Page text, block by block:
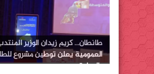
طانطان… كريم زيدان الوزير
العمومية يعلن توطين مشروع
بالوطية